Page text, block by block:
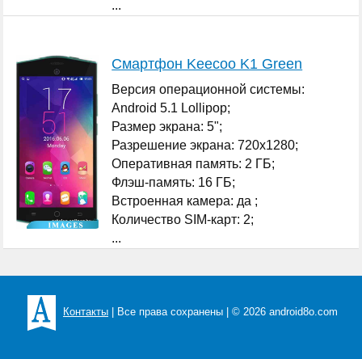
...
Смартфон Keecoo K1 Green
Версия операционной системы:
Android 5.1 Lollipop;
Размер экрана: 5";
Разрешение экрана: 720x1280;
Оперативная память: 2 ГБ;
Флэш-память: 16 ГБ;
Встроенная камера: да ;
Количество SIM-карт: 2;
...
Контакты | Все права сохранены | © 2026 android8o.com